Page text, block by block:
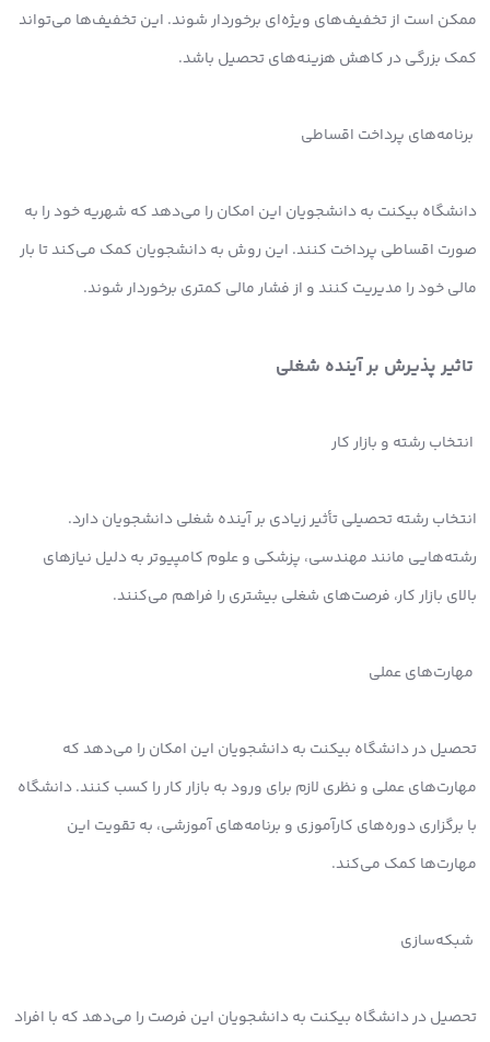
ممکن است از تخفیف‌های ویژه‌ای برخوردار شوند. این تخفیف‌ها می‌تواند
کمک بزرگی در کاهش هزینه‌های تحصیل باشد.
برنامه‌های پرداخت اقساطی
دانشگاه بیکنت به دانشجویان این امکان را می‌دهد که شهریه خود را به
صورت اقساطی پرداخت کنند. این روش به دانشجویان کمک می‌کند تا بار
مالی خود را مدیریت کنند و از فشار مالی کمتری برخوردار شوند.
تاثیر پذیرش بر آینده شغلی
انتخاب رشته و بازار کار
انتخاب رشته تحصیلی تأثیر زیادی بر آینده شغلی دانشجویان دارد.
رشته‌هایی مانند مهندسی، پزشکی و علوم کامپیوتر به دلیل نیازهای
بالای بازار کار، فرصت‌های شغلی بیشتری را فراهم می‌کنند.
مهارت‌های عملی
تحصیل در دانشگاه بیکنت به دانشجویان این امکان را می‌دهد که
مهارت‌های عملی و نظری لازم برای ورود به بازار کار را کسب کنند. دانشگاه
با برگزاری دوره‌های کارآموزی و برنامه‌های آموزشی، به تقویت این
مهارت‌ها کمک می‌کند.
شبکه‌سازی
تحصیل در دانشگاه بیکنت به دانشجویان این فرصت را می‌دهد که با افراد